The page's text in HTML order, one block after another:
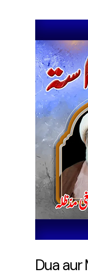
Dua aur
Dua
aur
Munajat
||
Allama
Muhammad
Hussain
Mubalighi